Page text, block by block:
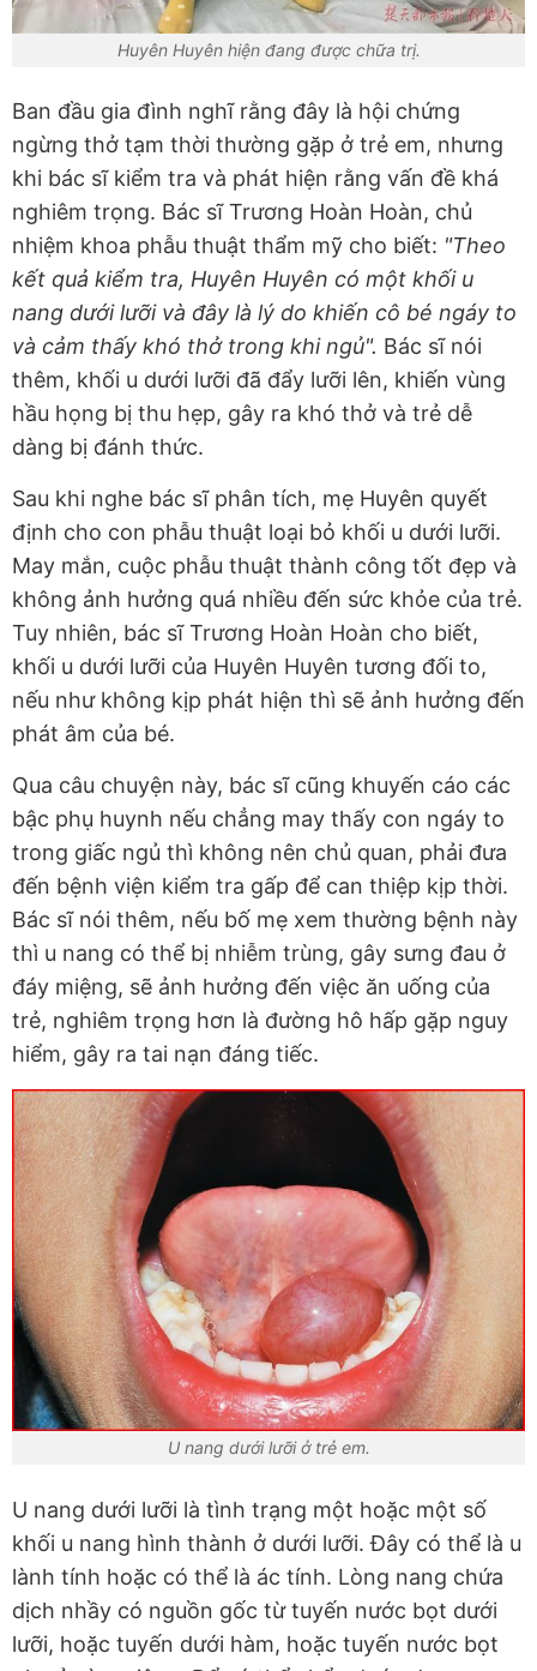
Huyên Huyên hiện đang được chữa trị.
Ban đầu gia đình nghĩ rằng đây là hội chứng
ngừng thở tạm thời thường gặp ở trẻ em, nhưng
khi bác sĩ kiểm tra và phát hiện rằng vấn đề khá
nghiêm trọng. Bác sĩ Trương Hoàn Hoàn, chủ
nhiệm khoa phẫu thuật thẩm mỹ cho biết: "Theo
kết quả kiểm tra, Huyên Huyên có một khối u
nang dưới lưỡi và đây là lý do khiến cô bé ngáy to
và cảm thấy khó thở trong khi ngủ". Bác sĩ nói
thêm, khối u dưới lưỡi đã đẩy lưỡi lên, khiến vùng
hầu họng bị thu hẹp, gây ra khó thở và trẻ dễ
dàng bị đánh thức.
Sau khi nghe bác sĩ phân tích, mẹ Huyên quyết
định cho con phẫu thuật loại bỏ khối u dưới lưỡi.
May mắn, cuộc phẫu thuật thành công tốt đẹp và
không ảnh hưởng quá nhiều đến sức khỏe của trẻ.
Tuy nhiên, bác sĩ Trương Hoàn Hoàn cho biết,
khối u dưới lưỡi của Huyên Huyên tương đối to,
nếu như không kịp phát hiện thì sẽ ảnh hưởng đến
phát âm của bé.
Qua câu chuyện này, bác sĩ cũng khuyến cáo các
bậc phụ huynh nếu chẳng may thấy con ngáy to
trong giấc ngủ thì không nên chủ quan, phải đưa
đến bệnh viện kiểm tra gấp để can thiệp kịp thời.
Bác sĩ nói thêm, nếu bố mẹ xem thường bệnh này
thì u nang có thể bị nhiễm trùng, gây sưng đau ở
đáy miệng, sẽ ảnh hưởng đến việc ăn uống của
trẻ, nghiêm trọng hơn là đường hô hấp gặp nguy
hiểm, gây ra tai nạn đáng tiếc.
U nang dưới lưỡi ở trẻ em.
U nang dưới lưỡi là tình trạng một hoặc một số
khối u nang hình thành ở dưới lưỡi. Đây có thể là u
lành tính hoặc có thể là ác tính. Lòng nang chứa
dịch nhầy có nguồn gốc từ tuyến nước bọt dưới
lưỡi, hoặc tuyến dưới hàm, hoặc tuyến nước bọt